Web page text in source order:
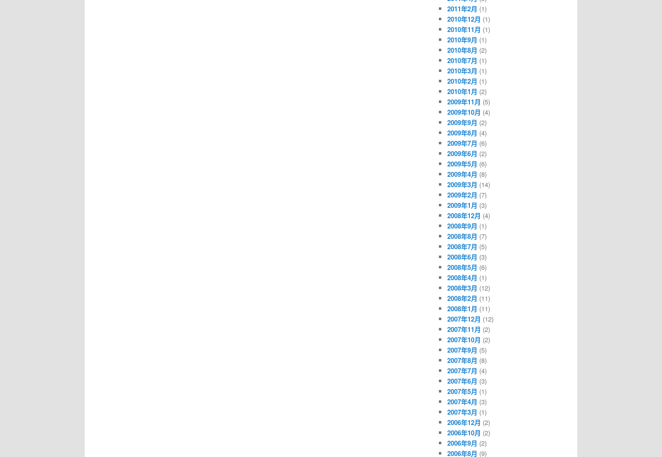
2011年2月 (1)
2010年12月 (1)
2010年11月 (1)
2010年9月 (1)
2010年8月 (2)
2010年7月 (1)
2010年3月 (1)
2010年2月 (1)
2010年1月 (2)
2009年11月 (5)
2009年10月 (4)
2009年9月 (2)
2009年8月 (4)
2009年7月 (6)
2009年6月 (2)
2009年5月 (6)
2009年4月 (8)
2009年3月 (14)
2009年2月 (7)
2009年1月 (3)
2008年12月 (4)
2008年9月 (1)
2008年8月 (7)
2008年7月 (5)
2008年6月 (3)
2008年5月 (6)
2008年4月 (1)
2008年3月 (12)
2008年2月 (11)
2008年1月 (11)
2007年12月 (12)
2007年11月 (2)
2007年10月 (2)
2007年9月 (5)
2007年8月 (8)
2007年7月 (4)
2007年6月 (3)
2007年5月 (1)
2007年4月 (3)
2007年3月 (1)
2006年12月 (2)
2006年10月 (2)
2006年9月 (2)
2006年8月 (9)